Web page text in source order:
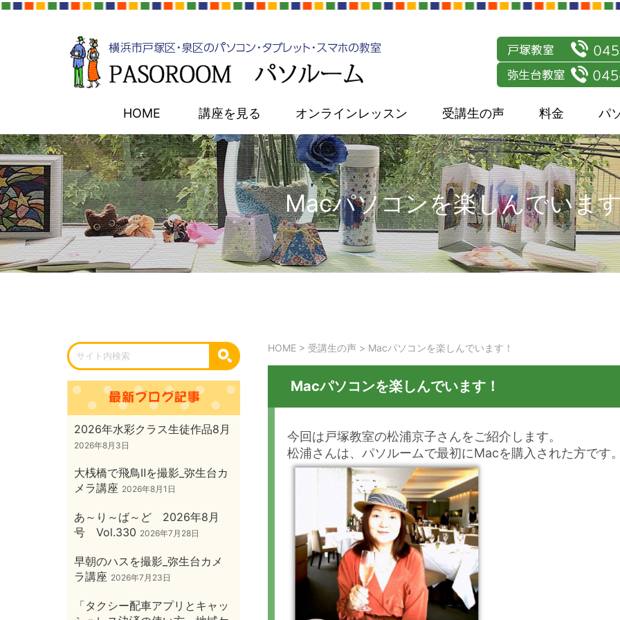
HOME 講座を見る オンラインレッスン 受講生の声 料金 パ
Macパソコンを楽しんでいま
HOME > 受講生の声 > Macパソコンを楽しんでいます！
Macパソコンを楽しんでいます！
今回は戸塚教室の松浦京子さんをご紹介します。
松浦さんは、パソルームで最初にMacを購入された方です
2026年水彩クラス生徒作品8月
2026年8月3日
大桟橋で飛鳥Ⅱを撮影_弥生台カ
メラ講座 2026年8月1日
あ～り～ば～ど 2026年8月
号 Vol.330 2026年7月28日
早朝のハスを撮影_弥生台カメ
ラ講座 2026年7月23日
「タクシー配車アプリとキャッ